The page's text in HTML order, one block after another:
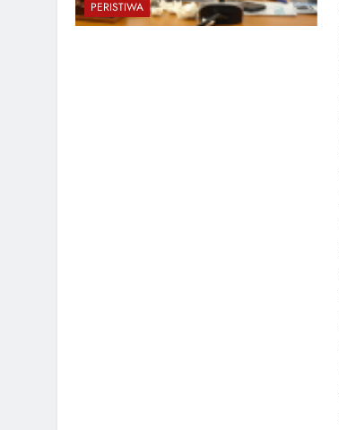
PERISTIWA